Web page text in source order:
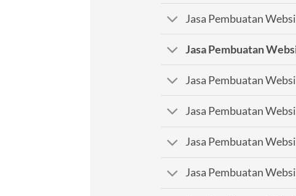
Jasa Pembuatan
Jasa Pembuatan
Jasa Pembuatan
Jasa Pembuatan
Jasa Pembuatan
Jasa Pembuatan